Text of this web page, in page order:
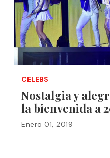
CELEBS
Nostalgia y
la bienvenida a
Enero 01, 2019